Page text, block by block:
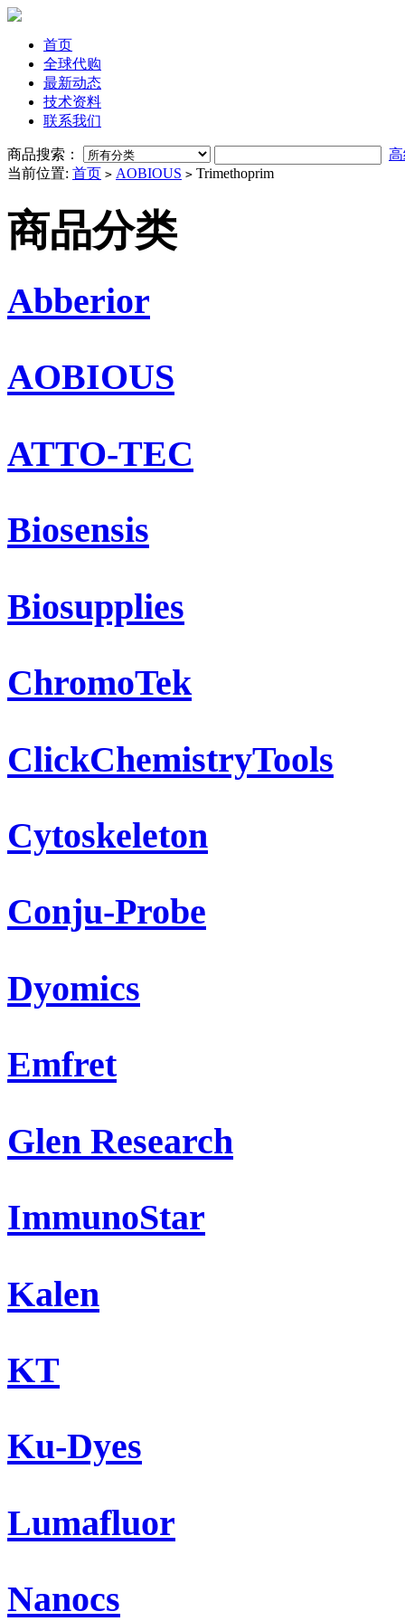
首页
全球代购
最新动态
技术资料
联系我们
商品搜索：
当前位置: 首页 > AOBIOUS > Trimethoprim
商品分类
Abberior
AOBIOUS
ATTO-TEC
Biosensis
Biosupplies
ChromoTek
ClickChemistryTools
Cytoskeleton
Conju-Probe
Dyomics
Emfret
Glen Research
ImmunoStar
Kalen
KT
Ku-Dyes
Lumafluor
Nanocs